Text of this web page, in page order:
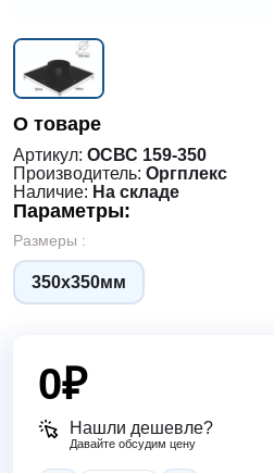
О товаре
Артикул: ОСВС 159-350
Производитель: Оргплекс
Наличие: На складе
Параметры:
Размеры :
350x350мм
0₽
Нашли дешевле?
Давайте обсудим цену